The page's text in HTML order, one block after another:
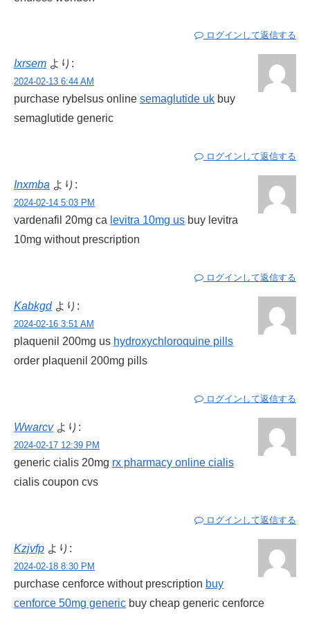
ログインして返信する
Ixrsem より:
2024-02-13 6:44 AM
purchase rybelsus online semaglutide uk buy
semaglutide generic
ログインして返信する
Inxmba より:
2024-02-14 5:03 PM
vardenafil 20mg ca levitra 10mg us buy levitra
10mg without prescription
ログインして返信する
Kabkgd より:
2024-02-16 3:51 AM
plaquenil 200mg us hydroxychloroquine pills
order plaquenil 200mg pills
ログインして返信する
Wwarcv より:
2024-02-17 12:39 PM
generic cialis 20mg rx pharmacy online cialis
cialis coupon cvs
ログインして返信する
Kzjvfp より:
2024-02-18 8:30 PM
purchase cenforce without prescription buy
cenforce 50mg generic buy cheap generic cenforce